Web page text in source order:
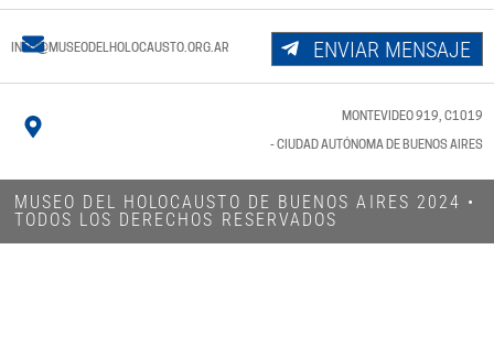
INFO@MUSEODELHOLOCAUSTO.ORG.AR ENVIAR MENSAJE
MONTEVIDEO 919, C1019
- CIUDAD AUTÓNOMA DE BUENOS AIRES
MUSEO DEL HOLOCAUSTO DE BUENOS AIRES 2024​ •
TODOS LOS DERECHOS RESERVADOS